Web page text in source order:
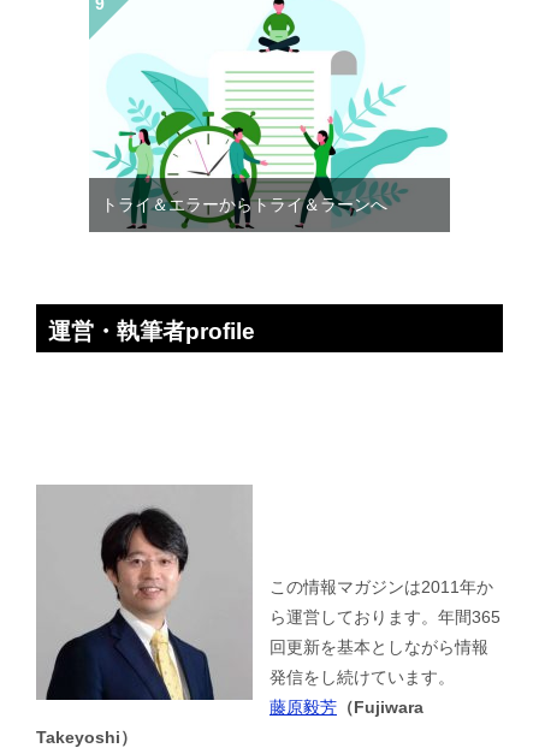
トライ＆エラーからトライ＆ラーンへ
運営・執筆者profile
この情報マガジンは2011年か
ら運営しております。年間365
回更新を基本としながら情報
発信をし続けています。
藤原毅芳 （Fujiwara
Takeyoshi）